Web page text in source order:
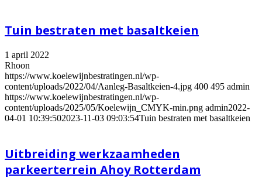
Tuin bestraten met basaltkeien
1 april 2022
Rhoon
https://www.koelewijnbestratingen.nl/wp-
content/uploads/2022/04/Aanleg-Basaltkeien-4.jpg 400 495 admin
https://www.koelewijnbestratingen.nl/wp-
content/uploads/2025/05/Koelewijn_CMYK-min.png admin2022-
04-01 10:39:502023-11-03 09:03:54Tuin bestraten met basaltkeien
Uitbreiding werkzaamheden
parkeerterrein Ahoy Rotterdam